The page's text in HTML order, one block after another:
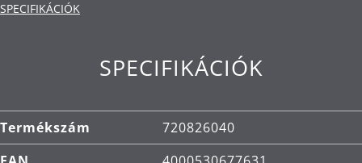
SPECIFIKÁCIÓK
SPECIFIKÁCIÓK
Termékszám
720826040